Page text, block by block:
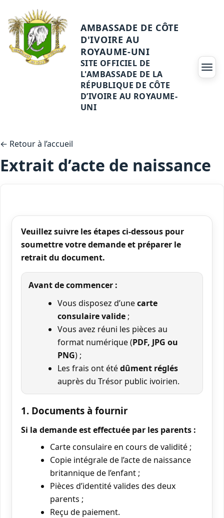
AMBASSADE DE CÔTE
D'IVOIRE AU
ROYAUME-UNI
SITE OFFICIEL DE
L'AMBASSADE DE LA
RÉPUBLIQUE DE CÔTE
D’IVOIRE AU ROYAUME-
UNI
← Retour à l’accueil
Extrait d’acte de naissance
Veuillez suivre les étapes ci-dessous pour
soumettre votre demande et préparer le
retrait du document.
Avant de commencer :
Vous disposez d’unecarte
consulaire valide ;
Vous avez réuni les pièces au
format numérique (PDF, JPG ou
PNG) ;
Les frais ont étédûment réglés
auprès du Trésor public ivoirien.
1. Documents à fournir
Si la demande est effectuée par les parents :
Carte consulaire en cours de validité ;
Copie intégrale de l’acte de naissance
britannique de l’enfant ;
Pièces d’identité valides des deux
parents ;
Reçu de paiement.